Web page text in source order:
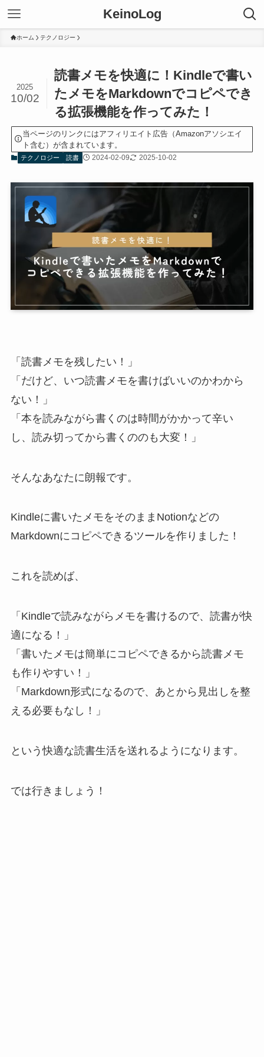
KeinoLog
ホーム テクノロジー
読書メモを快適に！Kindleで書い
たメモをMarkdownでコピペでき
る拡張機能を作ってみた！
2025
10/02
当ページのリンクにはアフィリエイト広告（Amazonアソシエイ
ト含む）が含まれています。
テクノロジー 読書 2024-02-09 2025-10-02
「読書メモを残したい！」
「だけど、いつ読書メモを書けばいいのかわから
ない！」
「本を読みながら書くのは時間がかかって辛い
し、読み切ってから書くののも大変！」
そんなあなたに朗報です。
Kindleに書いたメモをそのままNotionなどの
Markdownにコピペできるツールを作りました！
これを読めば、
「Kindleで読みながらメモを書けるので、読書が快
適になる！」
「書いたメモは簡単にコピペできるから読書メモ
も作りやすい！」
「Markdown形式になるので、あとから見出しを整
える必要もなし！」
という快適な読書生活を送れるようになります。
では行きましょう！